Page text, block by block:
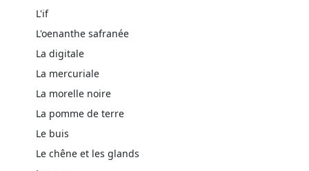
L'if
L'oenanthe safranée
La digitale
La mercuriale
La morelle noire
La pomme de terre
Le buis
Le chêne et les glands